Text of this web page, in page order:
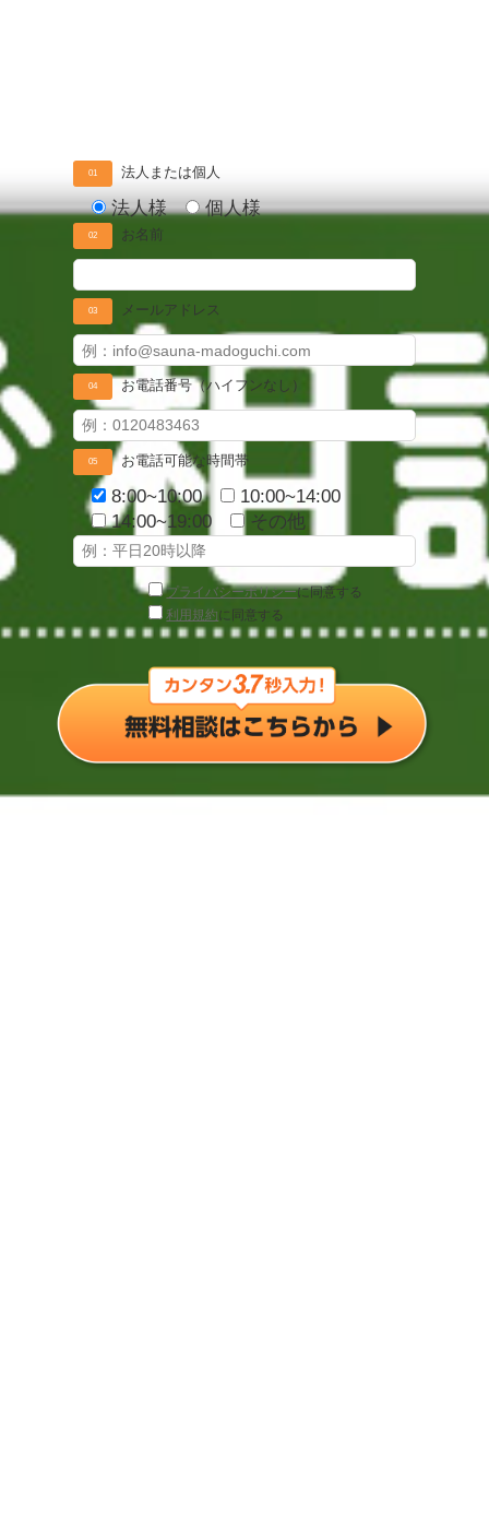
01 法人または個人
法人様 個人様
02 お名前
03 メールアドレス
04 お電話番号（ハイフンなし）
05 お電話可能な時間帯
8:00~10:00
10:00~14:00
14:00~19:00
その他
プライバシーポリシーに同意する
利用規約に同意する